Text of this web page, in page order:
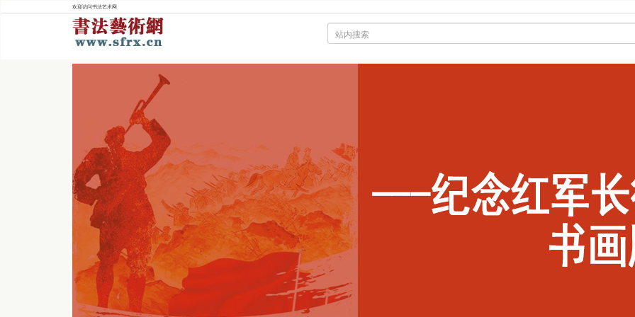
欢迎访问书法艺术网